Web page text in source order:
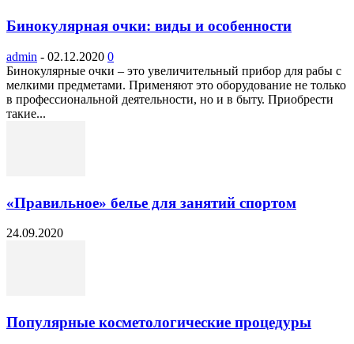
Бинокулярная очки: виды и особенности
admin - 02.12.2020 0
Бинокулярные очки – это увеличительный прибор для рабы с
мелкими предметами. Применяют это оборудование не только
в профессиональной деятельности, но и в быту. Приобрести
такие...
«Правильное» белье для занятий спортом
24.09.2020
Популярные косметологические процедуры